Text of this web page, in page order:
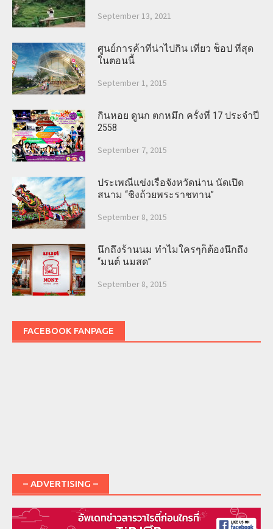
September 13, 2021
ศูนย์การค้าที่น่าไปกิน เที่ยว ช็อป ที่สุด
ในตอนนี้
September 1, 2015
กินหอย ดูนก ตกหมึก ครั้งที่ 17 ประจำปี
2558
September 7, 2015
ประเพณีแข่งเรือจังหวัดน่าน นัดเปิด
สนาม “ชิงถ้วยพระราชทาน”
September 8, 2015
นึกถึงร้านนม ทำไมใครๆก็ต้องนึกถึง
“มนต์ นมสด”
September 8, 2015
FACEBOOK FANPAGE
– ADVERTISING –